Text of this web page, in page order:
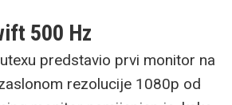
500 Hz
predstavio prvi monitor na
rezolucije 1080p od